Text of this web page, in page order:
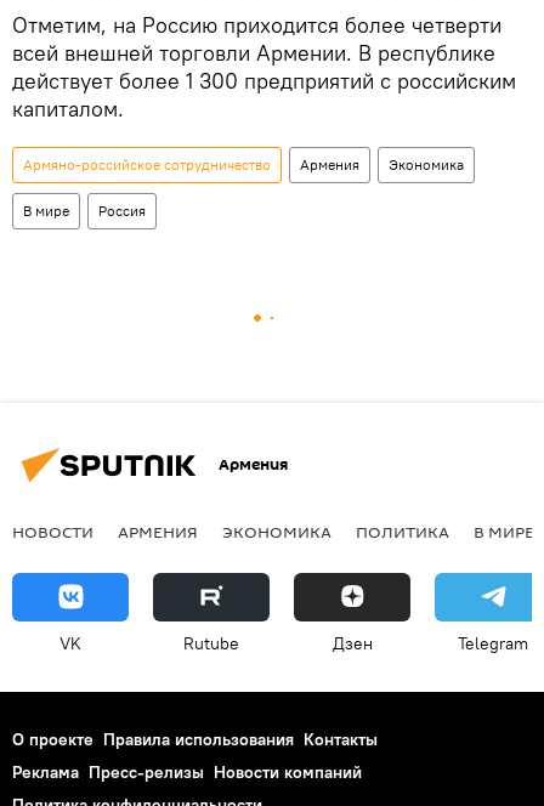
Отметим, на Россию приходится более четверти
всей внешней торговли Армении. В республике
действует более 1 300 предприятий с российским
капиталом.
Армяно-российское сотрудничество Армения Экономика
В мире Россия
Армения
НОВОСТИ АРМЕНИЯ ЭКОНОМИКА ПОЛИТИКА В МИРЕ
VK Rutube Дзен Telegram
О проекте Правила использования Контакты
Реклама Пресс-релизы Новости компаний